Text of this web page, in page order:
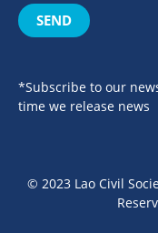
SEND
*Subscribe to our
time we release news
© 2023 Lao Civil